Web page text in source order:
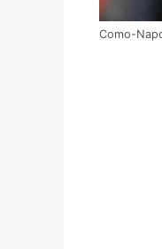
Como-